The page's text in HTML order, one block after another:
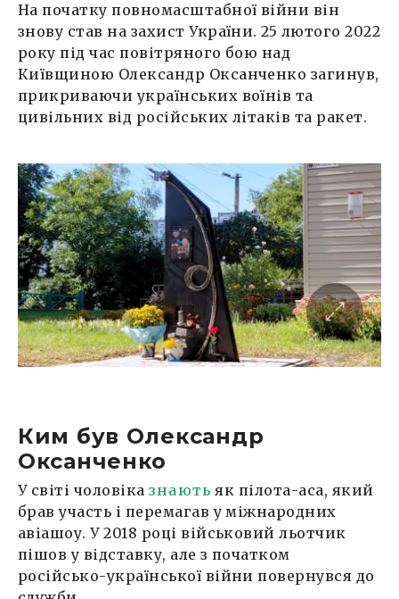
На початку повномасштабної війни він
знову став на захист України. 25 лютого 2022
року під час повітряного бою над
Київщиною Олександр Оксанченко загинув,
прикриваючи українських воїнів та
цивільних від російських літаків та ракет.
Ким був Олександр
Оксанченко
У світі чоловіказнають як пілота-аса, який
брав участь і перемагав у міжнародних
авіашоу. У 2018 році військовий льотчик
пішов у відставку, але з початком
російсько-української війни повернувся до